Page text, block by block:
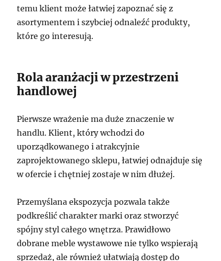
temu klient może łatwiej zapoznać się z
asortymentem i szybciej odnaleźć produkty,
które go interesują.
Rola aranżacji w przestrzeni
handlowej
Pierwsze wrażenie ma duże znaczenie w
handlu. Klient, który wchodzi do
uporządkowanego i atrakcyjnie
zaprojektowanego sklepu, łatwiej odnajduje się
w ofercie i chętniej zostaje w nim dłużej.
Przemyślana ekspozycja pozwala także
podkreślić charakter marki oraz stworzyć
spójny styl całego wnętrza. Prawidłowo
dobrane meble wystawowe nie tylko wspierają
sprzedaż, ale również ułatwiają dostęp do